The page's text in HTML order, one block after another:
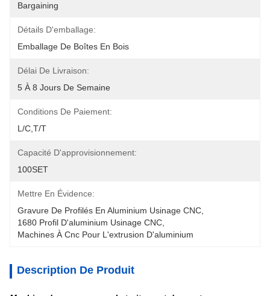
Bargaining
Détails D'emballage:
Emballage De Boîtes En Bois
Délai De Livraison:
5 À 8 Jours De Semaine
Conditions De Paiement:
L/C,T/T
Capacité D'approvisionnement:
100SET
Mettre En Évidence:
Gravure De Profilés En Aluminium Usinage CNC
1680 Profil D'aluminium Usinage CNC
Machines À Cnc Pour L'extrusion D'aluminium
Description De Produit